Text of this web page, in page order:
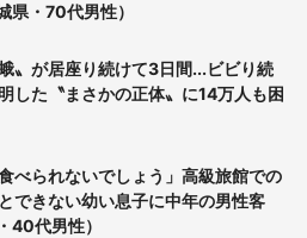
県・70代男性）
〟が居座り続けて3日間...ビビり続
した〝まさかの正体〟に14万人も困
べられないでしょう」高級旅館での
できない幼い息子に中年の男性客
40代男性）